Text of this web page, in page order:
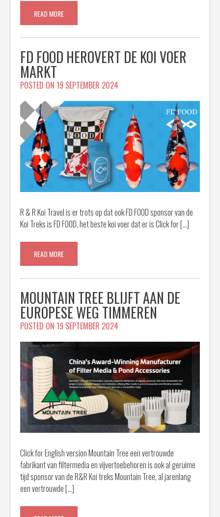
READ MORE
FD FOOD HEROVERT DE KOI VOER
MARKT
POSTED ON 19 SEPTEMBER 2024
R & R Koi Travel is er trots op dat ook FD FOOD sponsor van de
Koi Treks is FD FOOD, het beste koi voer dat er is Click for […]
READ MORE
MOUNTAIN TREE BLIJFT AAN DE
EUROPESE WEG TIMMEREN
POSTED ON 19 SEPTEMBER 2024
Click for English version Mountain Tree een vertrouwde
fabrikant van filtermedia en vijvertoebehoren is ook al geruime
tijd sponsor van de R&R Koi treks Mountain Tree, al jarenlang
een vertrouwde […]